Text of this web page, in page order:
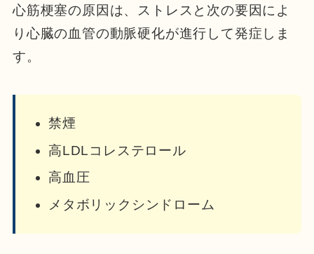
心筋梗塞の原因は、ストレスと次の要因によ
り心臓の血管の動脈硬化が進行して発症しま
す。
禁煙
高LDLコレステロール
高血圧
メタボリックシンドローム